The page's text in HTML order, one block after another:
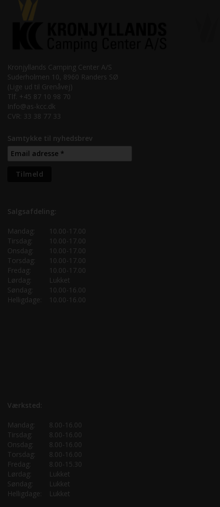
Kronjyllands Camping Center A/S
Suderholmen 10, 8960 Randers SØ
(Lige ud til Grenåvej)
Tlf. +45 87 10 98 70
Info@as-kcc.dk
CVR: 33 38 77 33
Samtykke til nyhedsbrev
Salgsafdeling:
Mandag:
10.00-17.00
Tirsdag:
10.00-17.00
Onsdag:
10.00-17.00
Torsdag:
10.00-17.00
Fredag:
10.00-17.00
Lørdag:
Lukket
Søndag:
10.00-16.00
Helligdage:
10.00-16.00
Værksted:
Mandag:
8.00-16.00
Tirsdag:
8.00-16.00
Onsdag:
8.00-16.00
Torsdag:
8.00-16.00
Fredag:
8.00-15.30
Lørdag:
Lukket
Søndag:
Lukket
Helligdage:
Lukket